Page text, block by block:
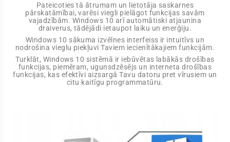
Pateicoties tā ātrumam un lietotāja saskarnes
pārskatāmībai, varēsi viegli pielāgot funkcijas savām
vajadzībām. Windows 10 arī automātiski atjaunina
draiverus, tādējādi ietaupot laiku un enerģiju.
Windows 10 sākuma izvēlnes interfeiss ir intuitīvs un
nodrošina vieglu piekļuvi Taviem iecienītākajiem funkcijām.
Turklāt, Windows 10 sistēmā ir iebūvētas labākās drošības
funkcijas, piemēram, ugunsdzēsējs un interneta drošības
funkcijas, kas efektīvi aizsargā Tavu datoru pret vīrusiem un
citu kaitīgu programmatūru.